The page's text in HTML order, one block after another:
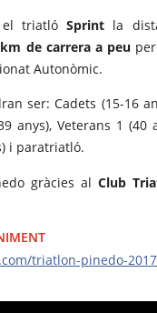
el triatlóSprint la
de carrera a peu
Autonòmic.
ser: Cadets (15-16
anys), Veterans 1 (40
i paratriatló.
gràcies al Club
triatlon-pinedo-